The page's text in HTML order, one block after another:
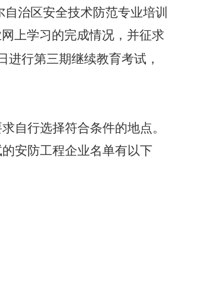
治区安全技术防范专业培训
上学习的完成情况，并征求
进行第三期继续教育考试，
自行选择符合条件的地点。
安防工程企业名单有以下